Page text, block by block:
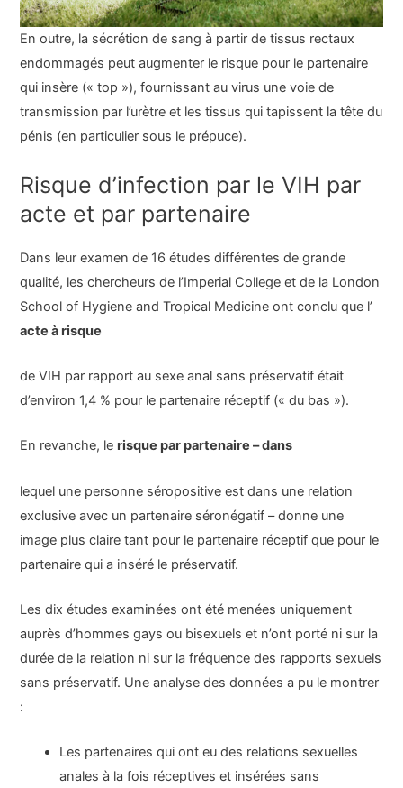
En outre, la sécrétion de sang à partir de tissus rectaux
endommagés peut augmenter le risque pour le partenaire
qui insère (« top »), fournissant au virus une voie de
transmission par l’urètre et les tissus qui tapissent la tête du
pénis (en particulier sous le prépuce).
Risque d’infection par le VIH par
acte et par partenaire
Dans leur examen de 16 études différentes de grande
qualité, les chercheurs de l’Imperial College et de la London
School of Hygiene and Tropical Medicine ont conclu que l’
acte à risque
de VIH par rapport au sexe anal sans préservatif était
d’environ 1,4 % pour le partenaire réceptif (« du bas »).
En revanche, lerisque par partenaire – dans
lequel une personne séropositive est dans une relation
exclusive avec un partenaire séronégatif – donne une
image plus claire tant pour le partenaire réceptif que pour le
partenaire qui a inséré le préservatif.
Les dix études examinées ont été menées uniquement
auprès d’hommes gays ou bisexuels et n’ont porté ni sur la
durée de la relation ni sur la fréquence des rapports sexuels
sans préservatif. Une analyse des données a pu le montrer
:
Les partenaires qui ont eu des relations sexuelles
anales à la fois réceptives et insérées sans